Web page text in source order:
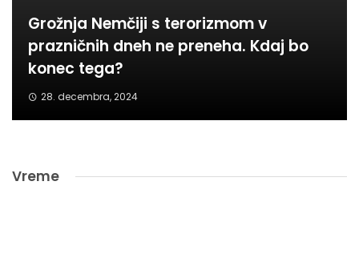
Grožnja Nemčiji s terorizmom v
prazničnih dneh ne preneha. Kdaj bo
konec tega?
28. decembra, 2024
Vreme